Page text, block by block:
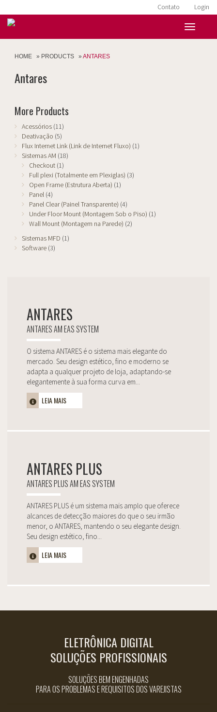
Login
Contato
HOME » PRODUCTS » ANTARES
Antares
More Products
Acessórios (11)
Deativação (5)
Flux Internet Link (Link de Internet Fluxo) (1)
Sistemas AM (18)
Checkout (1)
Full plexi (Totalmente em Plexiglas) (3)
Open Frame (Estrutura Aberta) (1)
Panel (4)
Panel Clear (Painel Transparente) (4)
Under Floor Mount (Montagem Sob o Piso) (1)
Wall Mount (Montagem na Parede) (2)
Sistemas MFD (1)
Software (3)
ANTARES
ANTARES AM EAS SYSTEM
O sistema ANTARES é o sistema mais elegante do
mercado. Seu design estético, fino e moderno se
adapta a qualquer projeto de loja, adaptando-se
elegantemente à sua forma curva em...
LEIA MAIS
ANTARES PLUS
ANTARES PLUS AM EAS SYSTEM
ANTARES PLUS é um sistema mais amplo que oferece
alcances de detecção maiores do que o seu irmão
menor, o ANTARES, mantendo o seu elegante design.
Seu design estético, fino...
LEIA MAIS
ELETRÔNICA DIGITAL
SOLUÇÕES PROFISSIONAIS
SOLUÇÕES BEM ENGENHADAS
PARA OS PROBLEMAS E REQUISITOS DOS VAREJISTAS